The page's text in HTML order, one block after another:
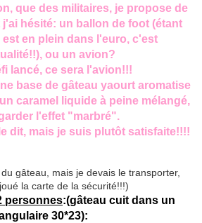
que des militaires, je propose de
j'ai hésité: un ballon de foot (étant
en plein dans l'euro, c'est
ou un avion?
lancé, ce sera l'avion!!!
base de gâteau yaourt aromatise
caramel liquide à peine mélangé,
l'effet "marbré".
dit, mais je suis plutôt satisfaite!!!!
gâteau, mais je devais le transporter,
la carte de la sécurité!!!)
personnes:(gâteau cuit dans un
30*23):